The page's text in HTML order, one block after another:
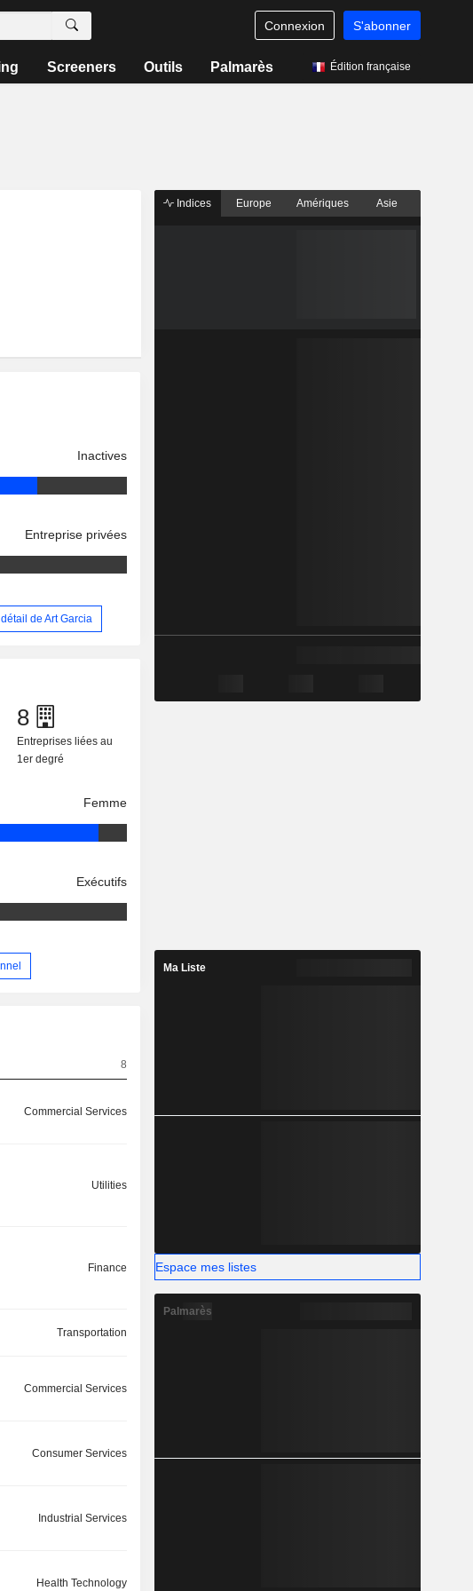
Connexion S'abonner
Screeners Outils Palmarès Édition française
Inactives
Entreprise privées
de Art Garcia
8
Entreprises liées au
1er degré
Femme
Exécutifs
8
Commercial Services
Utilities
Finance
Transportation
Commercial Services
Consumer Services
Industrial Services
Health Technology
Indices Europe Amériques Asie
Ma Liste
Espace mes listes
Palmarès